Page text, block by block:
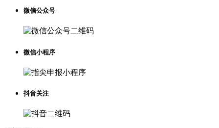
微信公众号
微信小程序
抖音关注